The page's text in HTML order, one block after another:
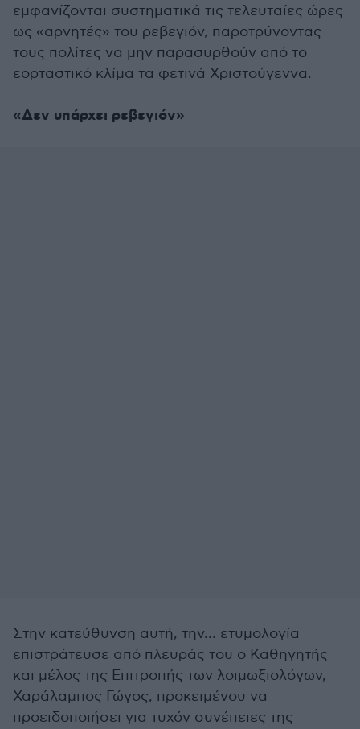
εμφανίζονται συστηματικά τις τελευταίες ώρες
ως «αρνητές» του ρεβεγιόν, παροτρύνοντας
τους πολίτες να μην παρασυρθούν από το
εορταστικό κλίμα τα φετινά Χριστούγεννα.
«Δεν υπάρχει ρεβεγιόν»
Στην κατεύθυνση αυτή, την… ετυμολογία
επιστράτευσε από πλευράς του ο Καθηγητής
και μέλος της Επιτροπής των λοιμωξιολόγων,
Χαράλαμπος Γώγος, προκειμένου να
προειδοποιήσει για τυχόν συνέπειες της